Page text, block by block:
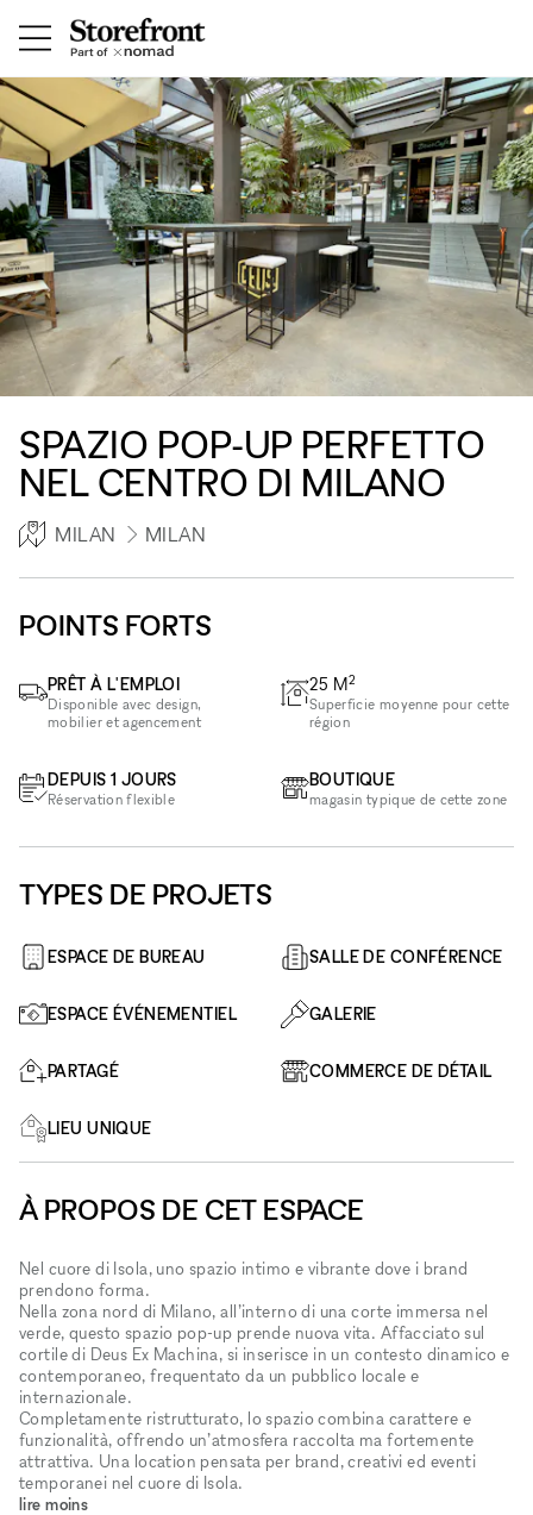
SPAZIO POP-UP PERFETTO
NEL CENTRO DI MILANO
MILAN MILAN
POINTS FORTS
PRÊT À L'EMPLOI
Disponible avec design,
mobilier et agencement
DEPUIS 1 JOURS
Réservation flexible
25 M2
Superficie moyenne pour cette
région
BOUTIQUE
magasin typique de cette zone
TYPES DE PROJETS
ESPACE DE BUREAU SALLE DE CONFÉRENCE
ESPACE ÉVÉNEMENTIEL GALERIE
PARTAGÉ COMMERCE DE DÉTAIL
LIEU UNIQUE
À PROPOS DE CET ESPACE
Nel cuore di Isola, uno spazio intimo e vibrante dove i brand
prendono forma.
Nella zona nord di Milano, all’interno di una corte immersa nel
verde, questo spazio pop-up prende nuova vita. Affacciato sul
cortile di Deus Ex Machina, si inserisce in un contesto dinamico e
contemporaneo, frequentato da un pubblico locale e
internazionale.
Completamente ristrutturato, lo spazio combina carattere e
funzionalità, offrendo un’atmosfera raccolta ma fortemente
attrattiva. Una location pensata per brand, creativi ed eventi
temporanei nel cuore di Isola.
lire moins